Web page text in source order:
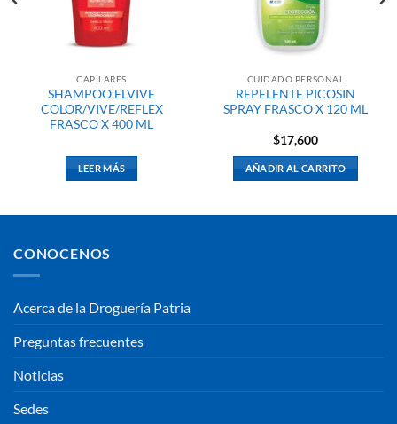
CAPILARES
SHAMPOO ELVIVE
COLOR/VIVE/REFLEX
FRASCO X 400 ML
LEER MÁS
CUIDADO PERSONAL
REPELENTE PICOSIN
SPRAY FRASCO X 120 ML
$17,600
AÑADIR AL CARRITO
CONOCENOS
Acerca de la Droguería Patria
Preguntas frecuentes
Noticias
Sedes